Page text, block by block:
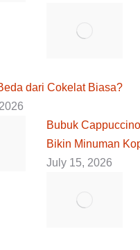
dari Cokelat Biasa?
Bubuk
Bikin Minuman
July 15, 2026